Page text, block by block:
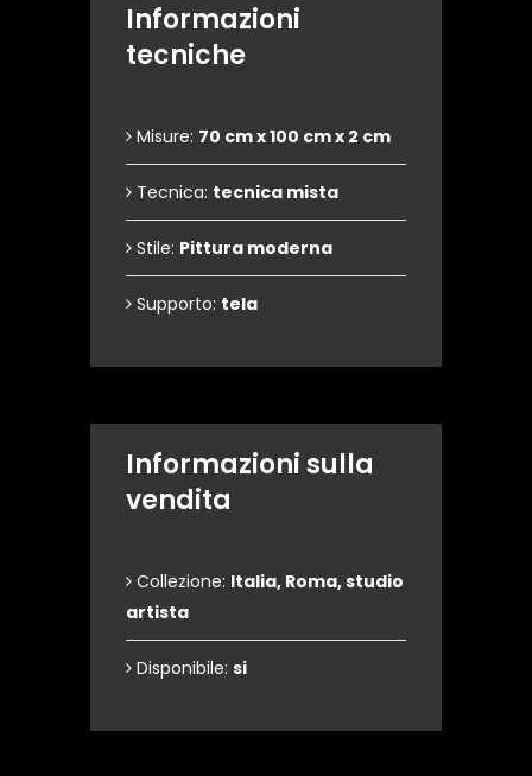
Informazioni
tecniche
Misure: 70 cm x 100 cm x 2 cm
Tecnica: tecnica mista
Stile: Pittura moderna
Supporto: tela
Informazioni sulla
vendita
Collezione: Italia, Roma, studio
artista
Disponibile: si